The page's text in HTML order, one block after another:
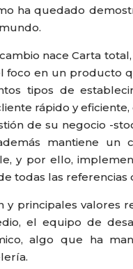
ha quedado
nace Carta
foco en un producto
tipos de
rápido y
de su negocio -
además mantiene
y por ello,
todas las referencias
y principales valores
el equipo de
algo que ha